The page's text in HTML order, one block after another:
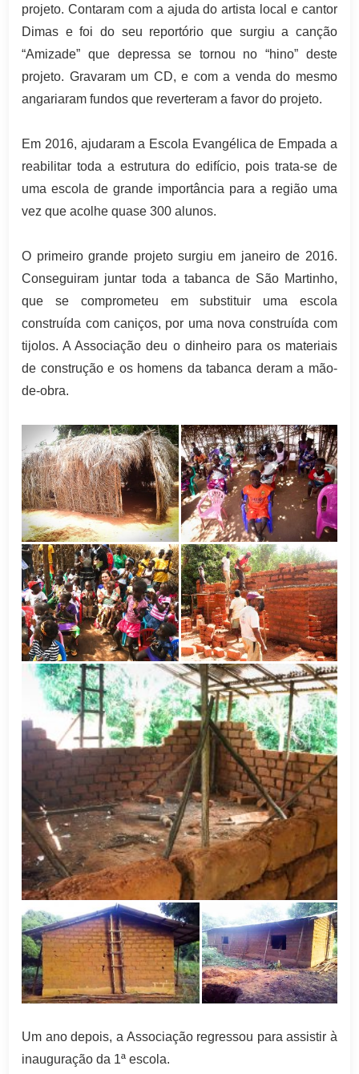
projeto. Contaram com a ajuda do artista local e cantor
Dimas e foi do seu reportório que surgiu a canção
“Amizade” que depressa se tornou no “hino” deste
projeto. Gravaram um CD, e com a venda do mesmo
angariaram fundos que reverteram a favor do projeto.
Em 2016, ajudaram a Escola Evangélica de Empada a
reabilitar toda a estrutura do edifício, pois trata-se de
uma escola de grande importância para a região uma
vez que acolhe quase 300 alunos.
O primeiro grande projeto surgiu em janeiro de 2016.
Conseguiram juntar toda a tabanca de São Martinho,
que se comprometeu em substituir uma escola
construída com caniços, por uma nova construída com
tijolos. A Associação deu o dinheiro para os materiais
de construção e os homens da tabanca deram a mão-
de-obra.
Um ano depois, a Associação regressou para assistir à
inauguração da 1ª escola.